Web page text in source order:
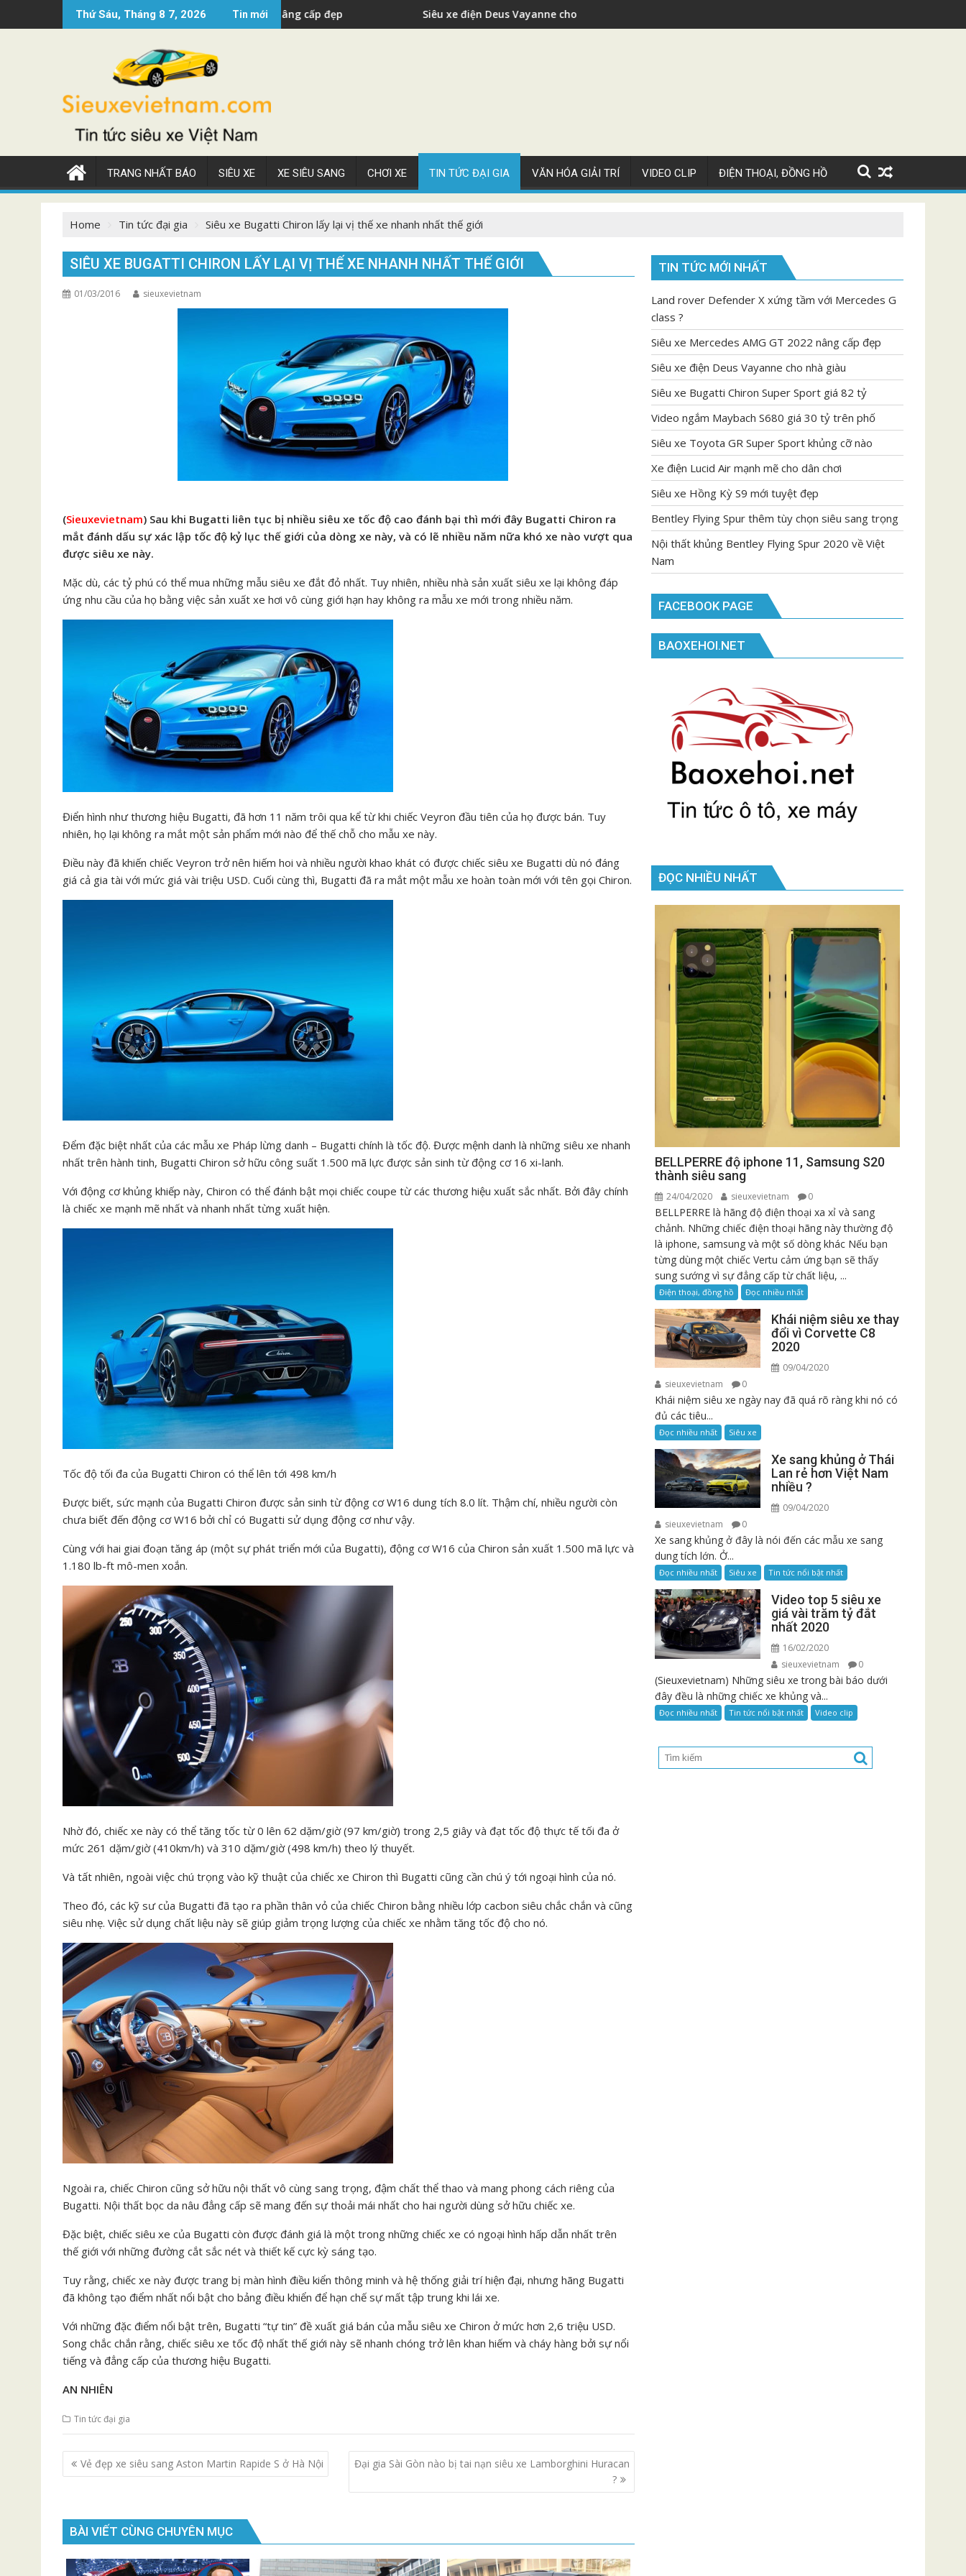
to
Thứ Sáu, Tháng 8 7, 2026 Tin mới
xe Mercedes AMG GT 2022 nâng cấp đẹp Siêu xe điện Deus Vayanne cho nhà giàu
TRANG NHẤT BÁO SIÊU XE XE SIÊU SANG CHƠI XE TIN TỨC ĐẠI GIA VĂN HÓA GIẢI TRÍ VIDEO CLIP ĐIỆN THOẠI, ĐỒNG HỒ
Home Tin tức đại gia Siêu xe Bugatti Chiron lấy lại vị thế xe nhanh nhất thế giới
SIÊU XE BUGATTI CHIRON LẤY LẠI VỊ THẾ XE NHANH NHẤT THẾ GIỚI
01/03/2016 sieuxevietnam
(Sieuxevietnam) Sau khi Bugatti liên tục bị nhiều siêu xe tốc độ cao đánh bại thì mới đây Bugatti Chiron ra
mắt đánh dấu sự xác lập tốc độ kỷ lục thế giới của dòng xe này, và có lẽ nhiều năm nữa khó xe nào vượt qua
được siêu xe này.
Mặc dù, các tỷ phú có thể mua những mẫu siêu xe đắt đỏ nhất. Tuy nhiên, nhiều nhà sản xuất siêu xe lại không đáp
ứng nhu cầu của họ bằng việc sản xuất xe hơi vô cùng giới hạn hay không ra mẫu xe mới trong nhiều năm.
Điển hình như thương hiệu Bugatti, đã hơn 11 năm trôi qua kể từ khi chiếc Veyron đầu tiên của họ được bán. Tuy
nhiên, họ lại không ra mắt một sản phẩm mới nào để thế chỗ cho mẫu xe này.
Điều này đã khiến chiếc Veyron trở nên hiếm hoi và nhiều người khao khát có được chiếc siêu xe Bugatti dù nó đáng
giá cả gia tài với mức giá vài triệu USD. Cuối cùng thì, Bugatti đã ra mắt một mẫu xe hoàn toàn mới với tên gọi Chiron.
Đểm đặc biệt nhất của các mẫu xe Pháp lừng danh – Bugatti chính là tốc độ. Được mệnh danh là những siêu xe nhanh
nhất trên hành tinh, Bugatti Chiron sở hữu công suất 1.500 mã lực được sản sinh từ động cơ 16 xi-lanh.
Với động cơ khủng khiếp này, Chiron có thể đánh bật mọi chiếc coupe từ các thương hiệu xuất sắc nhất. Bởi đây chính
là chiếc xe mạnh mẽ nhất và nhanh nhất từng xuất hiện.
Tốc độ tối đa của Bugatti Chiron có thể lên tới 498 km/h
Được biết, sức mạnh của Bugatti Chiron được sản sinh từ động cơ W16 dung tích 8.0 lít. Thậm chí, nhiều người còn
chưa biết đến động cơ W16 bởi chỉ có Bugatti sử dụng động cơ như vậy.
Cùng với hai giai đoạn tăng áp (một sự phát triển mới của Bugatti), động cơ W16 của Chiron sản xuất 1.500 mã lực và
1.180 lb-ft mô-men xoắn.
Nhờ đó, chiếc xe này có thể tăng tốc từ 0 lên 62 dặm/giờ (97 km/giờ) trong 2,5 giây và đạt tốc độ thực tế tối đa ở
mức 261 dặm/giờ (410km/h) và 310 dặm/giờ (498 km/h) theo lý thuyết.
Và tất nhiên, ngoài việc chú trọng vào kỹ thuật của chiếc xe Chiron thì Bugatti cũng cần chú ý tới ngoại hình của nó.
Theo đó, các kỹ sư của Bugatti đã tạo ra phần thân vỏ của chiếc Chiron bằng nhiều lớp cacbon siêu chắc chắn và cũng
siêu nhẹ. Việc sử dụng chất liệu này sẽ giúp giảm trọng lượng của chiếc xe nhằm tăng tốc độ cho nó.
Ngoài ra, chiếc Chiron cũng sở hữu nội thất vô cùng sang trọng, đậm chất thể thao và mang phong cách riêng của
Bugatti. Nội thất bọc da nâu đẳng cấp sẽ mang đến sự thoải mái nhất cho hai người dùng sở hữu chiếc xe.
Đặc biệt, chiếc siêu xe của Bugatti còn được đánh giá là một trong những chiếc xe có ngoại hình hấp dẫn nhất trên
thế giới với những đường cắt sắc nét và thiết kế cực kỳ sáng tạo.
Tuy rằng, chiếc xe này được trang bị màn hình điều kiển thông minh và hệ thống giải trí hiện đại, nhưng hãng Bugatti
đã không tạo điểm nhất nổi bật cho bảng điều khiển để hạn chế sự mất tập trung khi lái xe.
Với những đặc điểm nổi bật trên, Bugatti “tự tin” đề xuất giá bán của mẫu siêu xe Chiron ở mức hơn 2,6 triệu USD.
Song chắc chắn rằng, chiếc siêu xe tốc độ nhất thế giới này sẽ nhanh chóng trở lên khan hiếm và cháy hàng bởi sự nổi
tiếng và đẳng cấp của thương hiệu Bugatti.
AN NHIÊN
Tin tức đại gia
Điều
hướng
viết
Vẻ đẹp xe siêu sang Aston Martin Rapide S ở Hà Nội
Đại gia Sài Gòn nào bị tai nạn siêu xe Lamborghini Huracan
?
BÀI VIẾT CÙNG CHUYÊN MỤC
TIN TỨC MỚI NHẤT
Land rover Defender X xứng tầm với Mercedes G
class ?
Siêu xe Mercedes AMG GT 2022 nâng cấp đẹp
Siêu xe điện Deus Vayanne cho nhà giàu
Siêu xe Bugatti Chiron Super Sport giá 82 tỷ
Video ngắm Maybach S680 giá 30 tỷ trên phố
Siêu xe Toyota GR Super Sport khủng cỡ nào
Xe điện Lucid Air mạnh mẽ cho dân chơi
Siêu xe Hồng Kỳ S9 mới tuyệt đẹp
Bentley Flying Spur thêm tùy chọn siêu sang trọng
Nội thất khủng Bentley Flying Spur 2020 về Việt
Nam
FACEBOOK PAGE
BAOXEHOI.NET
ĐỌC NHIỀU NHẤT
BELLPERRE độ iphone 11, Samsung S20
thành siêu sang
24/04/2020 sieuxevietnam 0
BELLPERRE là hãng độ điện thoại xa xỉ và sang
chảnh. Những chiếc điện thoại hãng này thường độ
là iphone, samsung và một số dòng khác Nếu bạn
từng dùng một chiếc Vertu cảm ứng bạn sẽ thấy
sung sướng vì sự đẳng cấp từ chất liệu, ...
Điện thoại, đồng hồ Đọc nhiều nhất
Khái niệm siêu xe thay
đổi vì Corvette C8
2020
09/04/2020
sieuxevietnam
0
Khái niệm siêu xe ngày nay đã quá rõ ràng khi nó có
đủ các tiêu...
Đọc nhiều nhất Siêu xe
Xe sang khủng ở Thái
Lan rẻ hơn Việt Nam
nhiều ?
09/04/2020
sieuxevietnam
0
Xe sang khủng ở đây là nói đến các mẫu xe sang
dung tích lớn. Ở...
Đọc nhiều nhất Siêu xe Tin tức nổi bật nhất
Video top 5 siêu xe
giá vài trăm tỷ đắt
nhất 2020
16/02/2020
sieuxevietnam
0
(Sieuxevietnam) Những siêu xe trong bài báo dưới
đây đều là những chiếc xe khủng và...
Đọc nhiều nhất Tin tức nổi bật nhất Video clip